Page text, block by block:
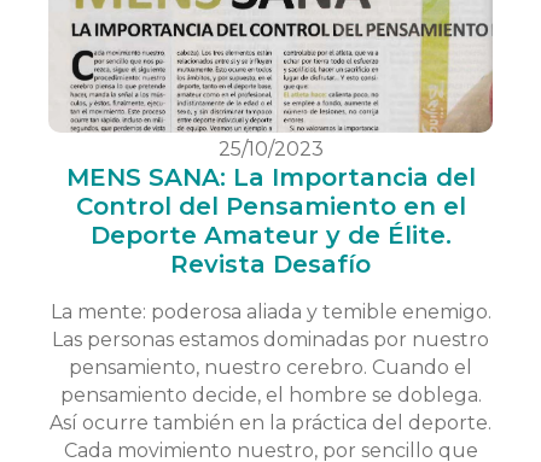
25/10/2023
MENS SANA: La Importancia del
Control del Pensamiento en el
Deporte Amateur y de Élite.
Revista Desafío
La mente: poderosa aliada y temible enemigo.
Las personas estamos dominadas por nuestro
pensamiento, nuestro cerebro. Cuando el
pensamiento decide, el hombre se doblega.
Así ocurre también en la práctica del deporte.
Cada movimiento nuestro, por sencillo que